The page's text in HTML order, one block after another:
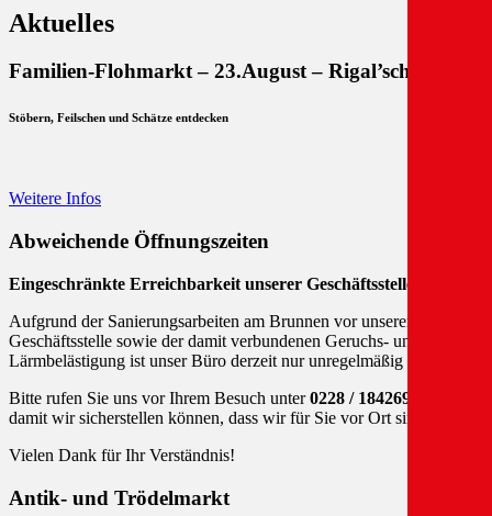
Aktuelles
Familien-Flohmarkt – 23.August – Rigal’sche Wiese
Stöbern, Feilschen und Schätze entdecken
Weitere Infos
Abweichende Öffnungszeiten
Eingeschränkte Erreichbarkeit unserer Geschäftsstelle
Aufgrund der Sanierungsarbeiten am Brunnen vor unserer
Geschäftsstelle sowie der damit verbundenen Geruchs- und
Lärmbelästigung ist unser Büro derzeit nur unregelmäßig geöffnet.
Bitte rufen Sie uns vor Ihrem Besuch unter0228 / 1842690
damit wir sicherstellen können, dass wir für Sie vor Ort sind.
Vielen Dank für Ihr Verständnis!
Antik- und Trödelmarkt